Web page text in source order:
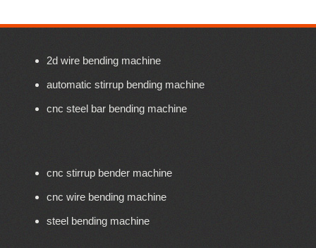
2d wire bending machine
automatic stirrup bending machine
cnc steel bar bending machine
cnc stirrup bender machine
cnc wire bending machine
steel bending machine